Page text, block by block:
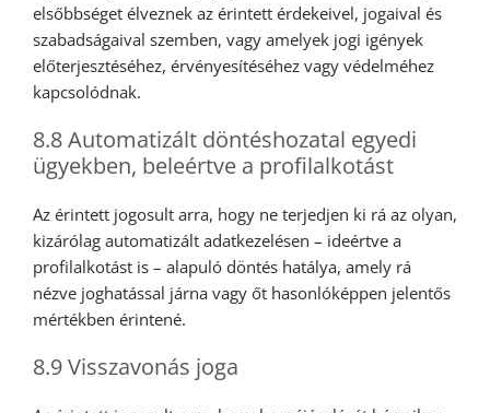
elsőbbséget élveznek az érintett érdekeivel, jogaival és
szabadságaival szemben, vagy amelyek jogi igények
előterjesztéséhez, érvényesítéséhez vagy védelméhez
kapcsolódnak.
8.8 Automatizált döntéshozatal egyedi
ügyekben, beleértve a profilalkotást
Az érintett jogosult arra, hogy ne terjedjen ki rá az olyan,
kizárólag automatizált adatkezelésen – ideértve a
profilalkotást is – alapuló döntés hatálya, amely rá
nézve joghatással járna vagy őt hasonlóképpen jelentős
mértékben érintené.
8.9 Visszavonás joga